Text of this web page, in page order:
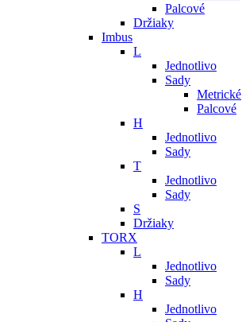
Palcové
Držiaky
Imbus
L
Jednotlivo
Sady
Metrické
Palcové
H
Jednotlivo
Sady
T
Jednotlivo
Sady
S
Držiaky
TORX
L
Jednotlivo
Sady
H
Jednotlivo